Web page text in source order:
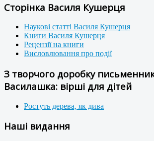
Сторінка Василя Кушерця
Наукові статті Василя Кушерця
Книги Василя Кушерця
Рецензії на книги
Висловлювання про події
З творчого доробку
Василашка: вірші для дітей
Ростуть дерева, як дива
Наші видання